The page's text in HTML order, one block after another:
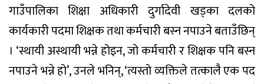
गाउँपालिका शिक्षा अधिकारी दुर्गादेवी खड्का दलको
कार्यकारी पदमा शिक्षक तथा कर्मचारी बस्न नपाउने बताउँछिन्
। ‘स्थायी अस्थायी भन्ने होइन, जो कर्मचारी र शिक्षक पनि बस्न
नपाउने भन्ने हो’, उनले भनिन्, ‘त्यस्तो व्यक्तिले तत्कालै एक पद